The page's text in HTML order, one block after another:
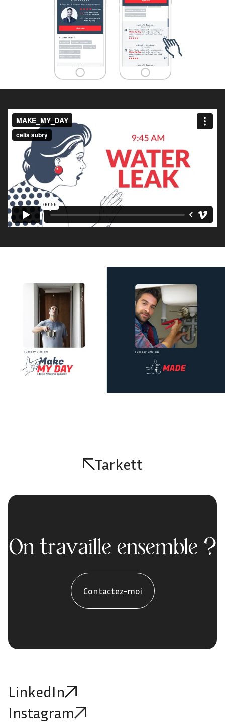
Tarkett
On travaille ensemble ?
Contactez-moi
LinkedIn
Instagram